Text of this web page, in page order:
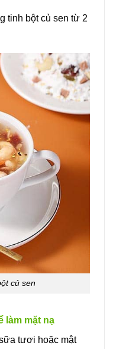
tinh bột củ sen từ 2
củ sen
làm mặt nạ
tươi hoặc mật